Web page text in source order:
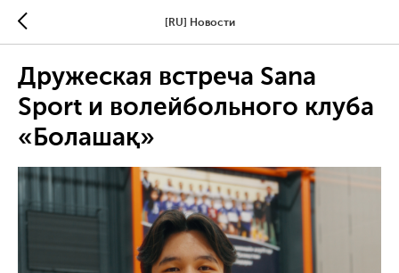
[RU] Новости
Дружеская встреча Sana
Sport и волейбольного клуба
«Болашақ»